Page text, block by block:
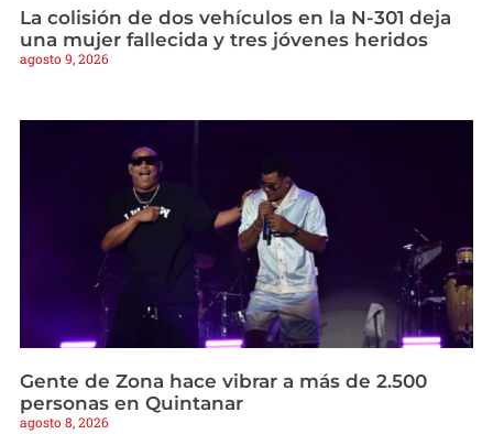
La colisión de dos vehículos en la N-301 deja
una mujer fallecida y tres jóvenes heridos
agosto 9, 2026
Gente de Zona hace vibrar a más de 2.500
personas en Quintanar
agosto 8, 2026